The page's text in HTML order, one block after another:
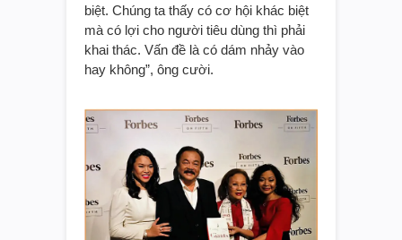
biệt. Chúng ta thấy có cơ hội khác biệt
mà có lợi cho người tiêu dùng thì phải
khai thác. Vấn đề là có dám nhảy vào
hay không”, ông cười.